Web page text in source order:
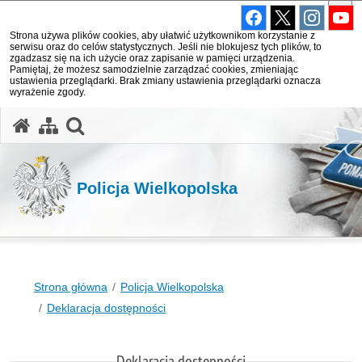
Strona używa plików cookies, aby ułatwić użytkownikom korzystanie z
serwisu oraz do celów statystycznych. Jeśli nie blokujesz tych plików, to
zgadzasz się na ich użycie oraz zapisanie w pamięci urządzenia.
Pamiętaj, że możesz samodzielnie zarządzać cookies, zmieniając
ustawienia przeglądarki. Brak zmiany ustawienia przeglądarki oznacza
wyrażenie zgody.
Policja Wielkopolska
Strona główna
Policja Wielkopolska
Deklaracja dostępności